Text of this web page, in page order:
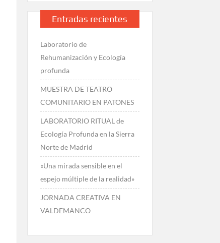
Entradas recientes
Laboratorio de
Rehumanización y Ecología
profunda
MUESTRA DE TEATRO
COMUNITARIO EN PATONES
LABORATORIO RITUAL de
Ecología Profunda en la Sierra
Norte de Madrid
«Una mirada sensible en el
espejo múltiple de la realidad»
JORNADA CREATIVA EN
VALDEMANCO